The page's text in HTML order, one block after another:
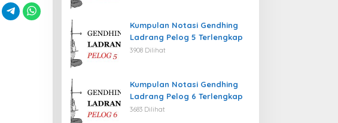
Kumpulan Notasi Gendhing
Ladrang Pelog 5 Terlengkap
3908 Dilihat
Kumpulan Notasi Gendhing
Ladrang Pelog 6 Terlengkap
3683 Dilihat